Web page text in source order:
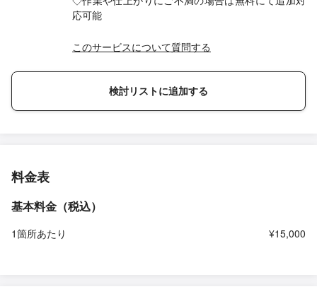
応可能
このサービスについて質問する
検討リストに追加する
料金表
基本料金（税込）
1箇所あたり ¥15,000